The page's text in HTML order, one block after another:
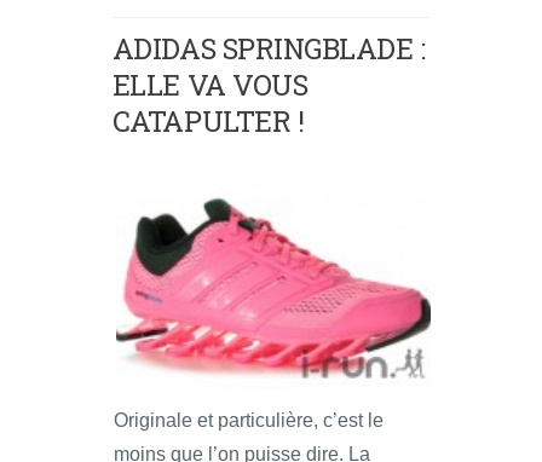
ADIDAS SPRINGBLADE :
ELLE VA VOUS
CATAPULTER !
Originale et particulière, c’est le
moins que l’on puisse dire. La